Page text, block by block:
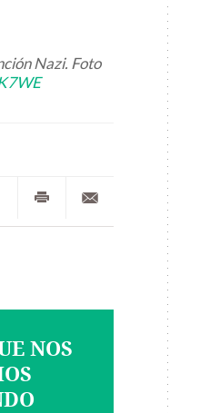
Nazi. Foto
NOS